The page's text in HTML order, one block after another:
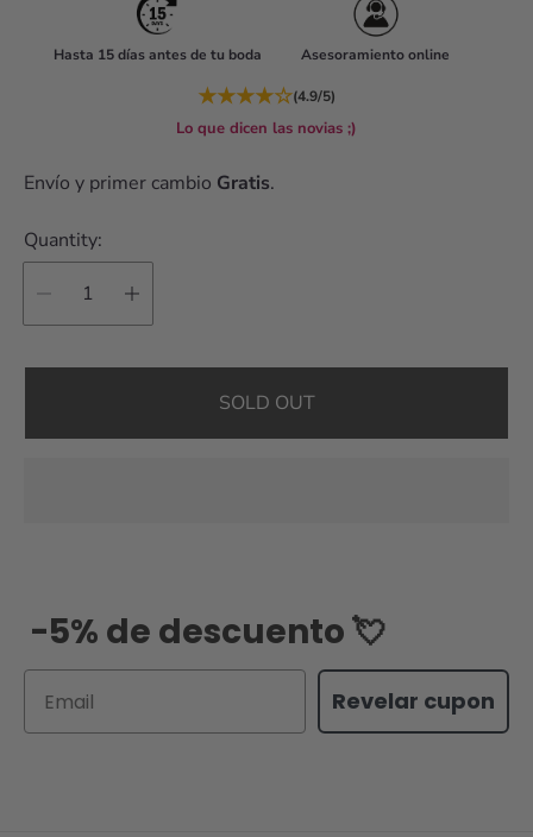
c
e
Hasta 15 días antes de tu boda Asesoramiento online
★★★★☆(4.9/5)
Lo que dicen las novias ;)
Envío y primer cambio Gratis.
Quantity:
SOLD OUT
-5% de descuento 💘
Revelar cupon